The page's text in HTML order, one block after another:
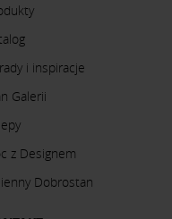
i inspiracje
Galerii
z Designem
Dobrostan